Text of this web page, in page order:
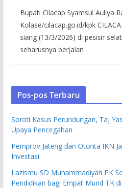
Bupati Cilacap Syamsul Auliya
Kolase/cilacap.go.id/kpk
siang (13/3/2026) di pesisir
seharusnya berjalan
Pos-pos Terbaru
Soroti Kasus Perundungan, Taj
Upaya Pencegahan
Pemprov Jateng dan Otorita IKN
Investasi
Lazismu SD Muhammadiyah PK
Pendidikan bagi Empat Murid TK